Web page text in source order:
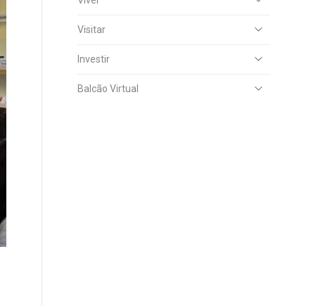
Visitar
Investir
Balcão Virtual